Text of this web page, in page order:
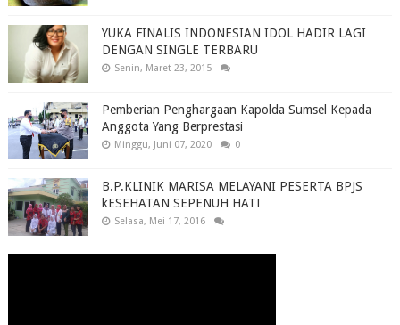
YUKA FINALIS INDONESIAN IDOL HADIR LAGI
DENGAN SINGLE TERBARU
Senin, Maret 23, 2015
Pemberian Penghargaan Kapolda Sumsel Kepada
Anggota Yang Berprestasi
Minggu, Juni 07, 2020 0
B.P.KLINIK MARISA MELAYANI PESERTA BPJS
kESEHATAN SEPENUH HATI
Selasa, Mei 17, 2016